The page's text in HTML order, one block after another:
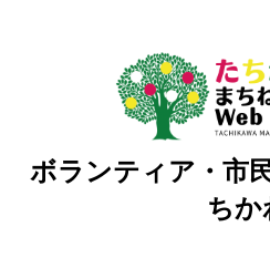
ボランティア・市
ちか